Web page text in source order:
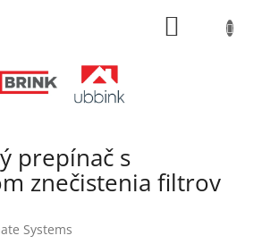
prepínač s
znečistenia filtrov
Systems